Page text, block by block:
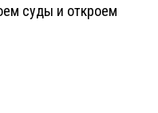
суды и откроем